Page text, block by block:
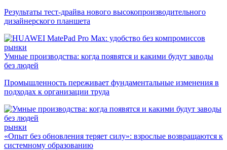
Результаты тест-драйва нового высокопроизводительного
дизайнерского планшета
рынки
Умные производства: когда появятся и какими будут заводы
без людей
Промышленность переживает фундаментальные изменения в
подходах к организации труда
рынки
«Опыт без обновления теряет силу»: взрослые возвращаются к
системному образованию